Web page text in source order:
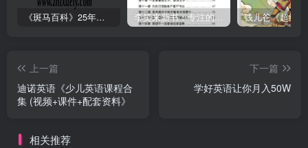
《斑马百科》25年最新30科全套高清视频 李笑来新书：专注的真相 [PDF]
上一篇
迪诺英语《少儿英语课程合
集 (视频+课件+配套资料》
下一篇
学好英语让你月入50W
相关推荐